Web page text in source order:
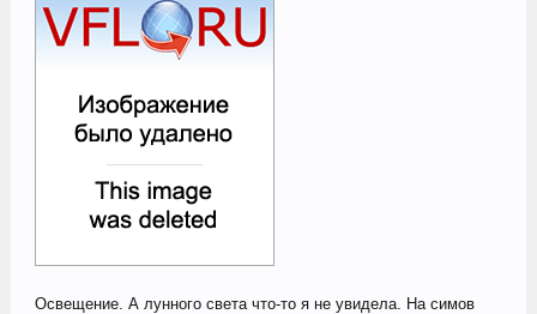
Освещение. А лунного света что-то я не увидела. На симов